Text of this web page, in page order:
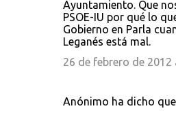
Ayuntamiento. Que
PSOE-IU por qué lo
Gobierno en Parla
Leganés está mal.
26 de febrero de 2012
Anónimo ha dicho